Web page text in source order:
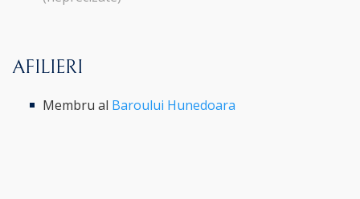
AFILIERI
Membru al Baroului Hunedoara